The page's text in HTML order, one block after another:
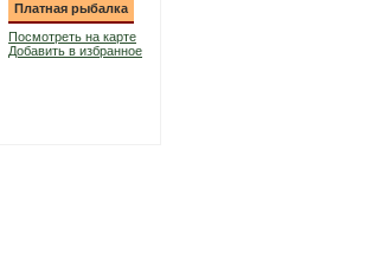
Платная рыбалка
Посмотреть на карте
Добавить в избранное